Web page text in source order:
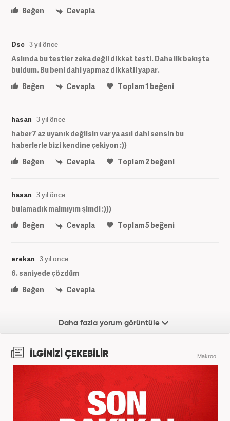
Beğen
Cevapla
Dsc 3 yıl önce
Aslında bu testler zeka değil dikkat testi. Daha ilk bakışta
buldum. Bu beni dahi yapmaz dikkatli yapar.
Beğen
Cevapla Toplam1 beğeni
hasan 3 yıl önce
haber7 az uyanık değilsin var ya asıl dahi sensin bu
haberlerle bizi kendine çekiyon :))
Beğen
Cevapla Toplam2beğeni
hasan 3 yıl önce
bulamadık malmıyım şimdi :)))
Beğen
Cevapla Toplam5beğeni
erekan 3 yıl önce
6. saniyede çözdüm
Beğen
Cevapla
Daha fazla yorum görüntüle
İLGİNİZİ ÇEKEBİLİR Makroo